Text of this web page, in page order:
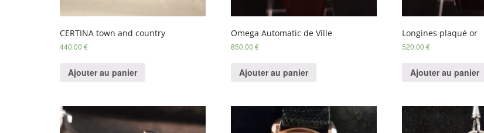
CERTINA town and country
440.00 €
Ajouter au panier
Omega Automatic de Ville
850.00€
Ajouter au panier
Longines plaqué or
520.00€
Ajouter au panier